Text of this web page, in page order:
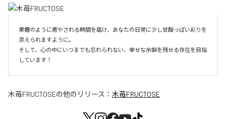
果糖のように癒やされる時間を届け、あなたの日常に少し甘酸っぱい彩りを
添えられますように。
そして、心の中にいつまでも忘れられない、幸せな余韻を残せる存在を目指
しています！
木苺FRUCTOSEの他のリリース： 木苺FRUCTOSE